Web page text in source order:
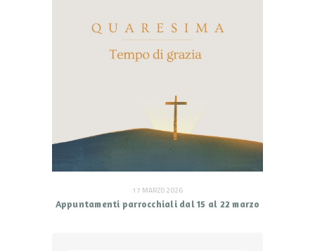
17 MARZO 2026
Appuntamenti parrocchiali dal 15 al 22 marzo